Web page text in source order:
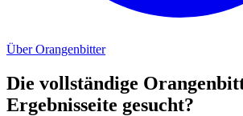
Über Orangenbitter
Die vollständige
Ergebnisseite gesucht?